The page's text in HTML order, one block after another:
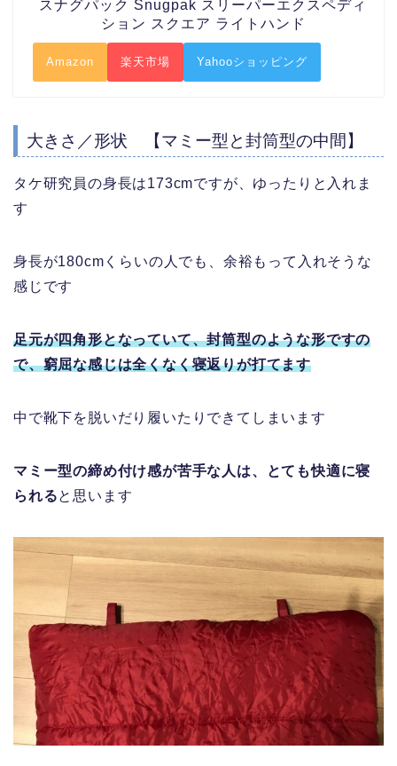
スナグパック Snugpak スリーパーエクスペディ
ション スクエア ライトハンド
Amazon 楽天市場 Yahooショッピング
大きさ／形状 【マミー型と封筒型の中間】
タケ研究員の身長は173cmですが、ゆったりと入れま
す
身長が180cmくらいの人でも、余裕もって入れそうな
感じです
足元が四角形となっていて、封筒型のような形ですの
で、窮屈な感じは全くなく寝返りが打てます
中で靴下を脱いだり履いたりできてしまいます
マミー型の締め付け感が苦手な人は、とても快適に寝
られると思います